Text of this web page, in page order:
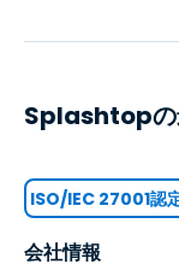
会社情報
Splashtopの
ISO/IEC 27001認